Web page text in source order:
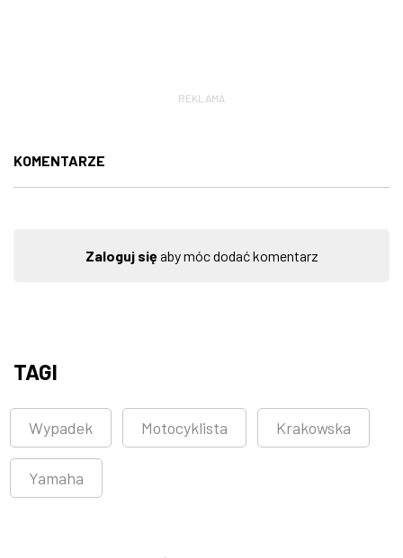
REKLAMA
KOMENTARZE
Zaloguj sięaby móc dodać komentarz
TAGI
Wypadek Motocyklista Krakowska
Yamaha